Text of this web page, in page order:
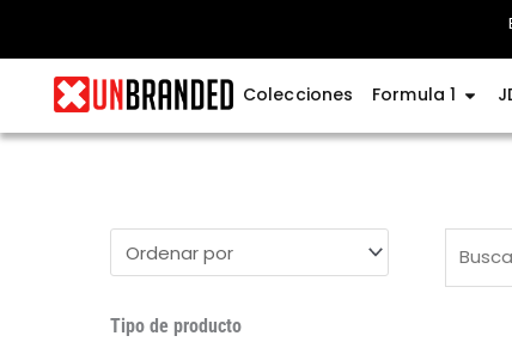
Colecciones Formula 1 Abrir
Tipo de producto